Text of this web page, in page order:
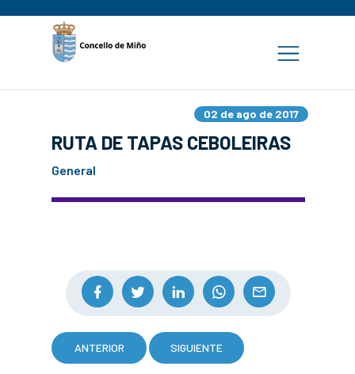
02 de ago de 2017
RUTA DE TAPAS CEBOLEIRAS
General
ANTERIOR SIGUIENTE